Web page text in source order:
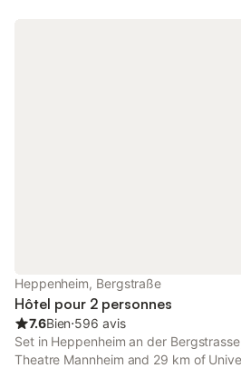
Heppenheim, Bergstraße
Hôtel pour 2 personnes
7.6Bien⋅596 avis
Set in Heppenheim an der
Theatre Mannheim and 29 km of